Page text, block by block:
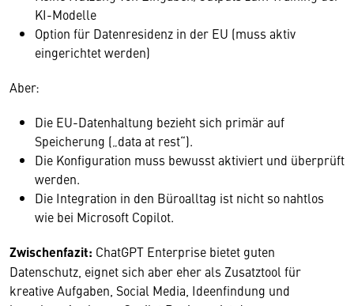
KI-Modelle
Option für Datenresidenz in der EU (muss aktiv
eingerichtet werden)
Aber:
Die EU-Datenhaltung bezieht sich primär auf
Speicherung („data at rest“).
Die Konfiguration muss bewusst aktiviert und überprüft
werden.
Die Integration in den Büroalltag ist nicht so nahtlos
wie bei Microsoft Copilot.
Zwischenfazit: ChatGPT Enterprise bietet guten
Datenschutz, eignet sich aber eher als Zusatztool für
kreative Aufgaben, Social Media, Ideenfindung und